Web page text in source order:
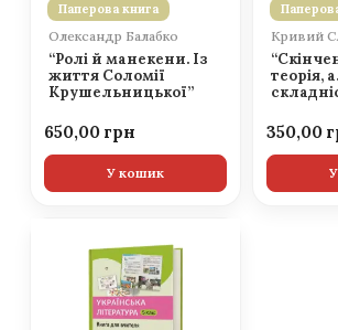
Паперова книга
Олександр Балабко
“Ролі й манекени. Із
життя Соломії
Крушельницької”
650,00
У кошик
Кривий
теорія,
350,00